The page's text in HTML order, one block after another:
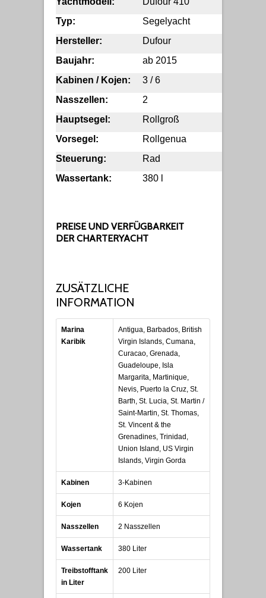
Typ:
Segelyacht
Hersteller:
Dufour
Baujahr:
ab 2015
Kabinen / Kojen:
3 / 6
Nasszellen:
2
Hauptsegel:
Rollgroß
Vorsegel:
Rollgenua
Steuerung:
Rad
Wassertank:
380 l
PREISE UND VERFÜGBARKEIT
DER CHARTERYACHT
ZUSÄTZLICHE
INFORMATION
Marina
Karibik
Antigua, Barbados, British
Virgin Islands, Cumana,
Curacao, Grenada,
Guadeloupe, Isla
Margarita, Martinique,
Nevis, Puerto la Cruz, St.
Barth, St. Lucia, St. Martin /
Saint-Martin, St. Thomas,
St. Vincent & the
Grenadines, Trinidad,
Union Island, US Virgin
Islands, Virgin Gorda
Kabinen 3-Kabinen
Kojen 6 Kojen
Nasszellen 2 Nasszellen
Wassertank 380 Liter
Treibstofftank
in Liter
200 Liter